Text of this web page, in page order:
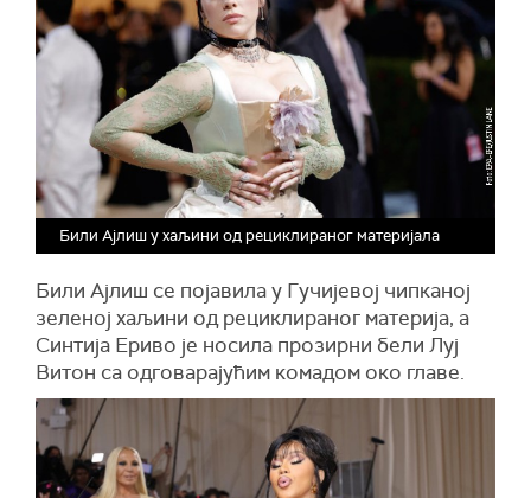
Били Ајлиш у хаљини од рециклираног материјала
Били Ајлиш се појавила у Гучијевој чипканој
зеленој хаљини од рециклираног материја, а
Синтија Ериво је носила прозирни бели Луј
Витон са одговарајућим комадом око главе.